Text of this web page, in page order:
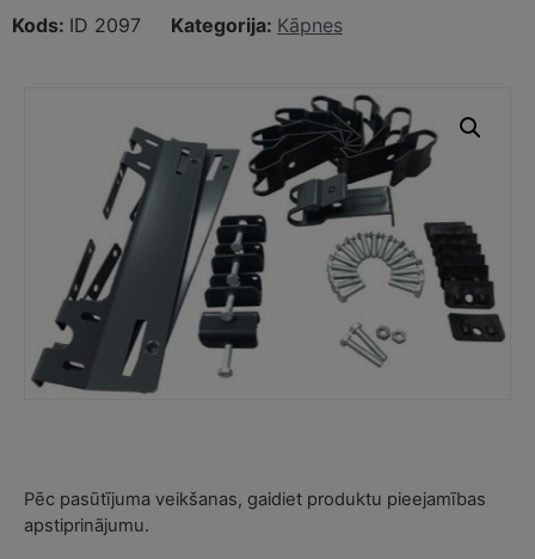
Kods: ID 2097 Kategorija: Kāpnes
Pēc pasūtījuma veikšanas, gaidiet produktu pieejamības
apstiprinājumu.